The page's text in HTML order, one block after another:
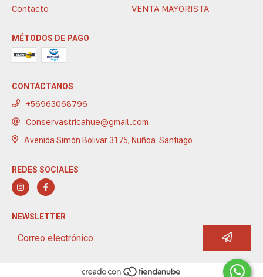
Contacto VENTA MAYORISTA
MÉTODOS DE PAGO
CONTÁCTANOS
+56963068796
Conservastricahue@gmail.com
Avenida Simón Bolivar 3175, Ñuñoa. Santiago.
REDES SOCIALES
NEWSLETTER